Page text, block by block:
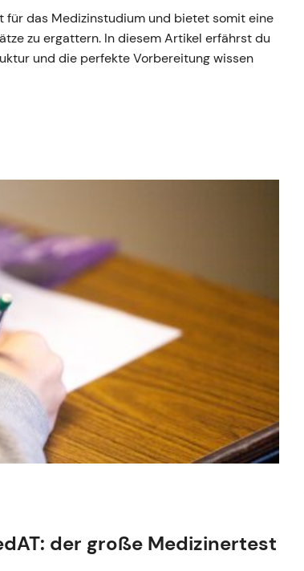
für das Medizinstudium und bietet somit eine
zu ergattern. In diesem Artikel erfährst du
und die perfekte Vorbereitung wissen
der große Medizinertest